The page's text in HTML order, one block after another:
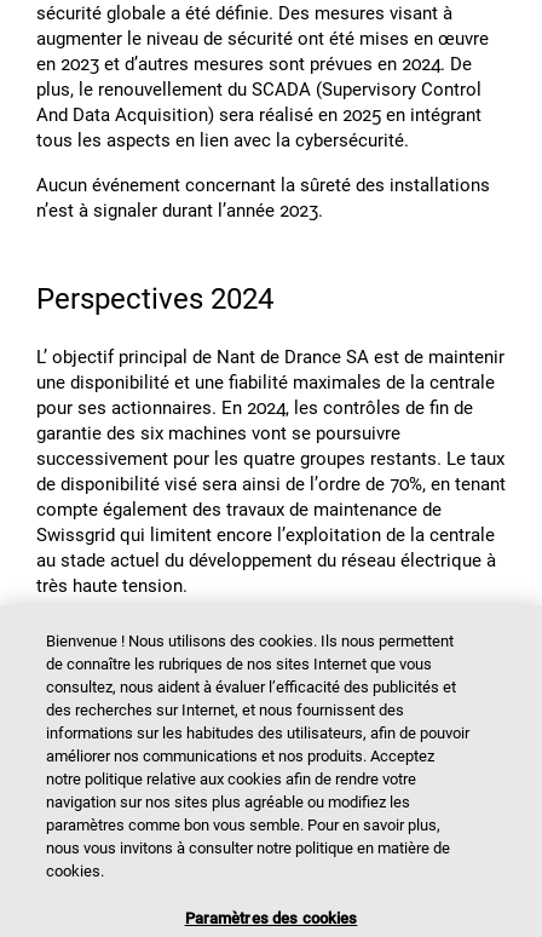
sécurité globale a été définie. Des mesures visant à
augmenter le niveau de sécurité ont été mises en œuvre
en 2023 et dʼautres mesures sont prévues en 2024. De
plus, le renouvellement du SCADA (Supervisory Control
And Data Acquisition) sera réalisé en 2025 en intégrant
tous les aspects en lien avec la cybersécurité.
Aucun événement concernant la sûreté des installations
nʼest à signaler durant lʼannée 2023.
Perspectives 2024
Lʼ objectif principal de Nant de Drance SA est de maintenir
une disponibilité et une fiabilité maximales de la centrale
pour ses actionnaires. En 2024, les contrôles de fin de
garantie des six machines vont se poursuivre
successivement pour les quatre groupes restants. Le taux
de disponibilité visé sera ainsi de lʼordre de 70%, en tenant
compte également des travaux de maintenance de
Swissgrid qui limitent encore lʼexploitation de la centrale
au stade actuel du développement du réseau électrique à
très haute tension.
Actionnaires et organes
Chiffres clés
Bienvenue ! Nous utilisons des cookies. Ils nous permettent
de connaître les rubriques de nos sites Internet que vous
consultez, nous aident à évaluer l’efficacité des publicités et
des recherches sur Internet, et nous fournissent des
informations sur les habitudes des utilisateurs, afin de pouvoir
améliorer nos communications et nos produits. Acceptez
notre politique relative aux cookies afin de rendre votre
navigation sur nos sites plus agréable ou modifiez les
paramètres comme bon vous semble. Pour en savoir plus,
nous vous invitons à consulter notre politique en matière de
cookies.
Paramètres des cookies